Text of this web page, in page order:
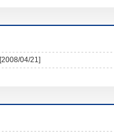
[2008/04/21]